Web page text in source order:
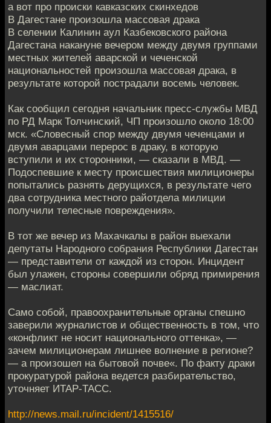
а вот про происки кавказских скинхедов
В Дагестане произошла массовая драка
В селении Калинин аул Казбековского района
Дагестана накануне вечером между двумя группами
местных жителей аварской и чеченской
национальностей произошла массовая драка, в
результате которой пострадали восемь человек.
Как сообщил сегодня начальник пресс-службы МВД
по РД Марк Толчинский, ЧП произошло около 18:00
мск. «Словесный спор между двумя чеченцами и
двумя аварцами перерос в драку, в которую
вступили и их сторонники, — сказали в МВД. —
Подоспевшие к месту происшествия милиционеры
попытались разнять дерущихся, в результате чего
два сотрудника местного райотдела милиции
получили телесные повреждения».
В тот же вечер из Махачкалы в район выехали
депутаты Народного собрания Республики Дагестан
— представители от каждой из сторон. Инцидент
был улажен, стороны совершили обряд примирения
— маслиат.
Само собой, правоохранительные органы спешно
заверили журналистов и общественность в том, что
«конфликт не носит национального оттенка», —
зачем милиционерам лишнее волнение в регионе?
— а произошел на бытовой почве«. По факту драки
прокуратурой района ведется разбирательство,
уточняет ИТАР-ТАСС.
http://news.mail.ru/incident/1415516/